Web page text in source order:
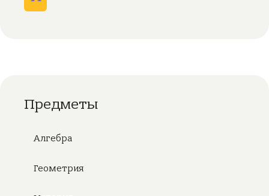
Предметы
Алгебра
Геометрия